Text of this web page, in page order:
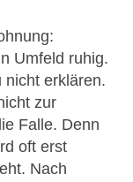
Umfeld ruhig.
nicht erklären.
zur
Falle. Denn
oft erst
Nach